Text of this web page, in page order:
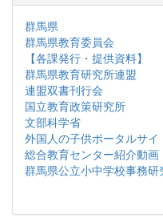
群馬県
群馬県教育委員会
【各課発行・提供資料】
群馬県教育研究所連盟
連盟双書刊行会
国立教育政策研究所
文部科学省
外国人の子供ポータルサイ
総合教育センター紹介動画
群馬県公立小中学校事務